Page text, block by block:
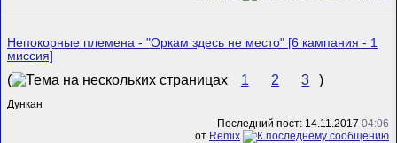
Непокорные племена - "Оркам здесь не место" [6 кампания - 1
миссия]
( 1 2 3 )
Дункан
Последний пост: 14.11.2017 04:06
от Remix